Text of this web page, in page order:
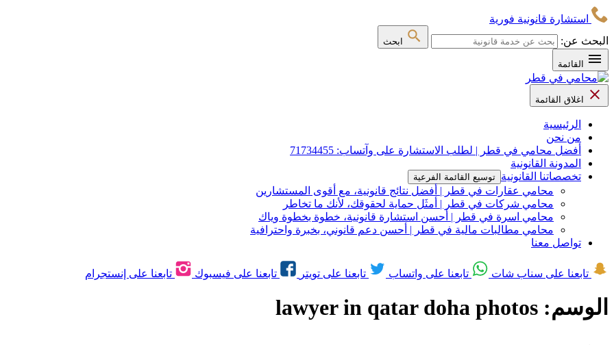
استشارة قانونية فورية
البحث عن:
ابحث
القائمة
اغلاق القائمة
الرئيسية
من نحن
أفضل محامي في قطر | لطلب الاستشارة على وآتساب: 71734455
المدونة القانونية
تخصصاتنا القانونية توسيع القائمة الفرعية
محامي عقارات في قطر | أفضل نتائج قانونية، مع أقوى المستشارين
محامي شركات في قطر | أمثَل حماية لحقوقك، لأنك ما تخاطر
محامي اسرة في قطر | أحسن استشارة قانونية، خطوة بخطوة وياك
محامي مطالبات مالية في قطر | أحسن دعم قانوني، بخبرة واحترافية
تواصل معنا
تابعنا على سناب شات تابعنا على واتساب تابعنا على تويتر تابعنا على فيسبوك تابعنا على إنستجرام
الوسم: lawyer in qatar doha photos